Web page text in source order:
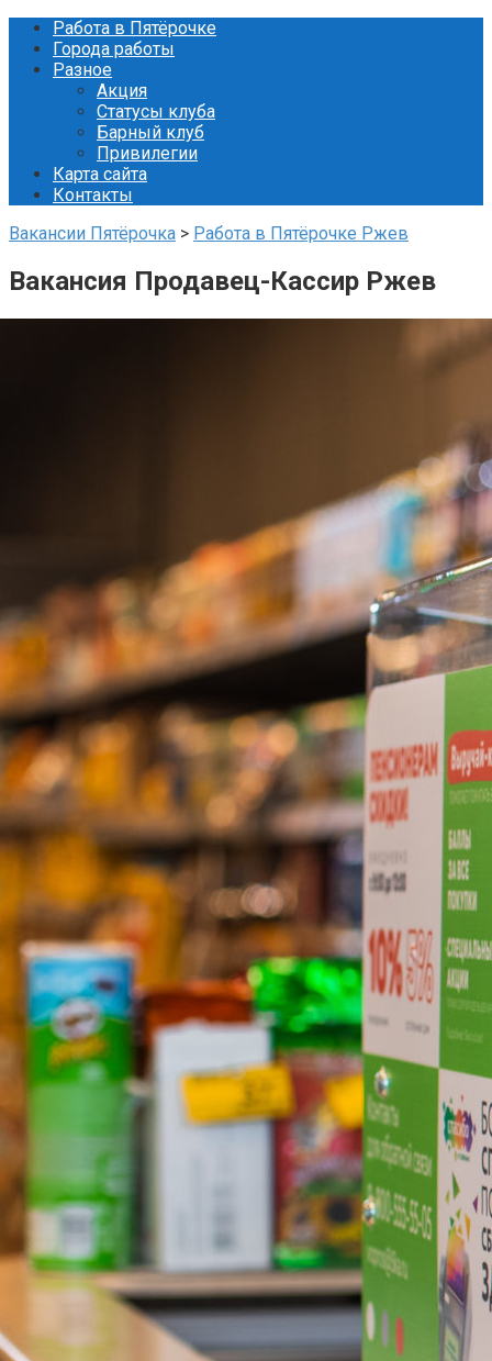
Перейти
контенту
Работа в Пятёрочке
Города работы
Разное
Акция
Статусы клуба
Барный клуб
Привилегии
Карта сайта
Контакты
Вакансии Пятёрочка > Работа в Пятёрочке Ржев
Вакансия Продавец-Кассир Ржев